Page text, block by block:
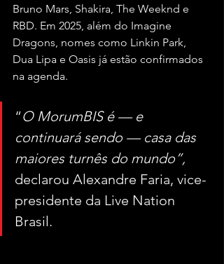
Bruno Mars, Shakira, The Weeknd e
RBD. Em 2025, além do Imagine
Dragons, nomes como Linkin Park,
Dua Lipa e Oasis já estão confirmados
na agenda.
“O MorumBIS é — e
continuará sendo — casa das
maiores turnês do mundo”,
declarou Alexandre Faria, vice-
presidente da Live Nation
Brasil.